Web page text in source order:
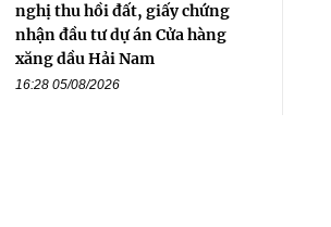
nghị thu hồi đất, giấy chứng
nhận đầu tư dự án Cửa hàng
xăng dầu Hải Nam
16:28 05/08/2026